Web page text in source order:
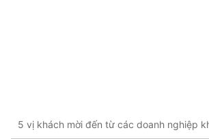
5 vị khách mời đến từ các doanh nghiệp